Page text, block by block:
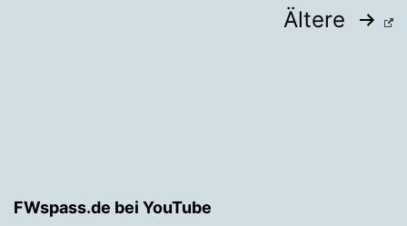
Seitennummerierung
Ältere
FWspass.de bei YouTube